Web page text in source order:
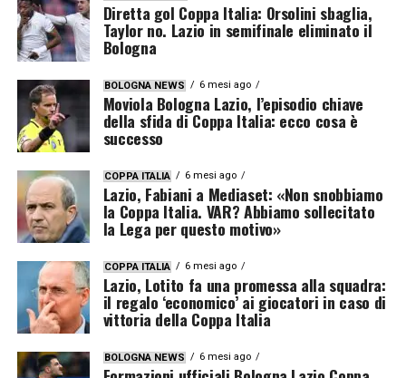
Diretta gol Coppa Italia: Orsolini sbaglia,
Taylor no. Lazio in semifinale eliminato il
Bologna
BOLOGNA NEWS 6 mesi ago
Moviola Bologna Lazio, l’episodio chiave
della sfida di Coppa Italia: ecco cosa è
successo
COPPA ITALIA 6 mesi ago
Lazio, Fabiani a Mediaset: «Non snobbiamo
la Coppa Italia. VAR? Abbiamo sollecitato
la Lega per questo motivo»
COPPA ITALIA 6 mesi ago
Lazio, Lotito fa una promessa alla squadra:
il regalo ‘economico’ ai giocatori in caso di
vittoria della Coppa Italia
BOLOGNA NEWS 6 mesi ago